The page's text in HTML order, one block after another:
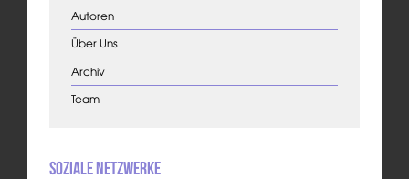
Autoren
Über Uns
Archiv
Team
Soziale Netzwerke